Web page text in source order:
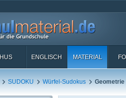
HUS ENGLISCH MATERIAL
SUDOKU Würfel-Sudokus Geometrie